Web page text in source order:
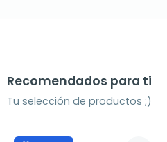
Recomendados para ti
Tu selección de productos ;)